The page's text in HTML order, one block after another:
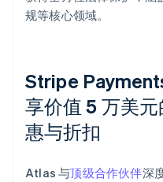
规等核心领域。
Stripe
享价值 5 万美
惠与折扣
Atlas 与顶级合作伙伴深
阿联酋
English
English